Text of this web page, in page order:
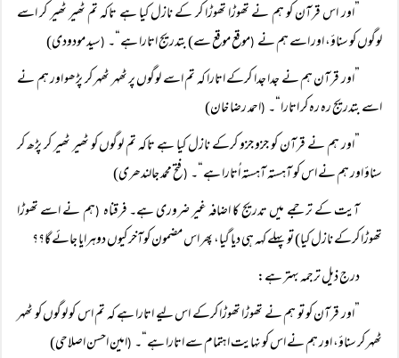
”اور اس قرآن کو ہم نے تھوڑا تھوڑا کر کے نازل کیا ہے تاکہ تم ٹھیر ٹھیر کر اسے
لوگوں کو سناؤ، اور اسے ہم نے (موقع موقع سے) بتدریج اتارا ہے“۔ (سید مودودی)
”اور قرآن ہم نے جدا جدا کرکے اتارا کہ تم اسے لوگوں پر ٹھہر ٹھہر کر پڑھو اور ہم نے
اسے بتدریج رہ رہ کر اتارا“۔ (احمد رضا خان)
”اور ہم نے قرآن کو جزو جزو کرکے نازل کیا ہے تاکہ تم لوگوں کو ٹھیر ٹھیر کر پڑھ کر
سناؤ اور ہم نے اس کو آہستہ آہستہ اُتارا ہے“۔ (فتح محمد جالندھری)
آیت کے ترجمے میں تدریج کا اضافہ غیر ضروری ہے۔ فرقناہ (ہم نے اسے تھوڑا
تھوڑا کرکے نازل کیا) تو پہلے کہہ ہی دیا گیا، پھر اس مضمون کوآخر کیوں دوہرایا جائے گا؟؟
درج ذیل ترجمہ بہتر ہے:
”اور قرآن کو تو ہم نے تھوڑا تھوڑا کرکے اس لیے اتارا ہے کہ تم اس کو لوگوں کو ٹھہر
ٹھہر کر سناؤ، اور ہم نے اس کو نہایت اہتمام سے اتارا ہے“۔ (امین احسن اصلاحی)